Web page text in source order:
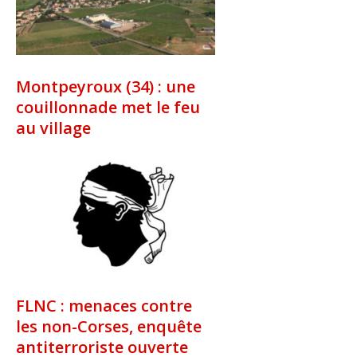
Montpeyroux (34) : une
couillonnade met le feu
au village
FLNC : menaces contre
les non-Corses, enquête
antiterroriste ouverte